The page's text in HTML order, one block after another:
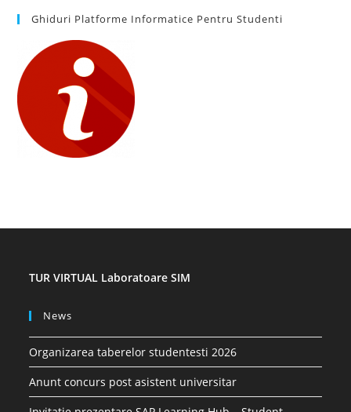
Ghiduri Platforme Informatice Pentru Studenti
TUR VIRTUAL Laboratoare SIM
News
Organizarea taberelor studentesti 2026
Anunt concurs post asistent universitar